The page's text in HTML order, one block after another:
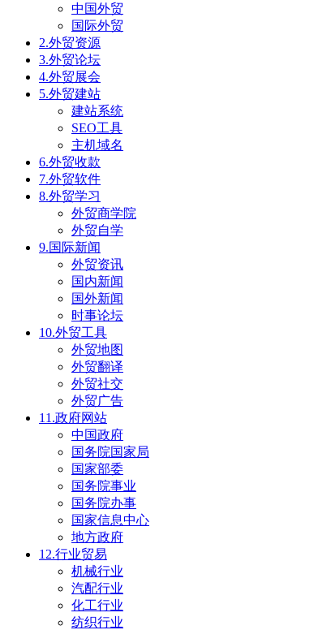
中国外贸
国际外贸
2.外贸资源
3.外贸论坛
4.外贸展会
5.外贸建站
建站系统
SEO工具
主机域名
6.外贸收款
7.外贸软件
8.外贸学习
外贸商学院
外贸自学
9.国际新闻
外贸资讯
国内新闻
国外新闻
时事论坛
10.外贸工具
外贸地图
外贸翻译
外贸社交
外贸广告
11.政府网站
中国政府
国务院国家局
国家部委
国务院事业
国务院办事
国家信息中心
地方政府
12.行业贸易
机械行业
汽配行业
化工行业
纺织行业